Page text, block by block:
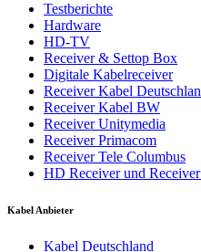
Testberichte
Hardware
HD-TV
Receiver & Settop Box
Digitale Kabelreceiver
Receiver Kabel
Receiver Kabel BW
Receiver Unitymedia
Receiver Primacom
Receiver Tele Columbus
HD Receiver und
Kabel Anbieter
Kabel Deutschland